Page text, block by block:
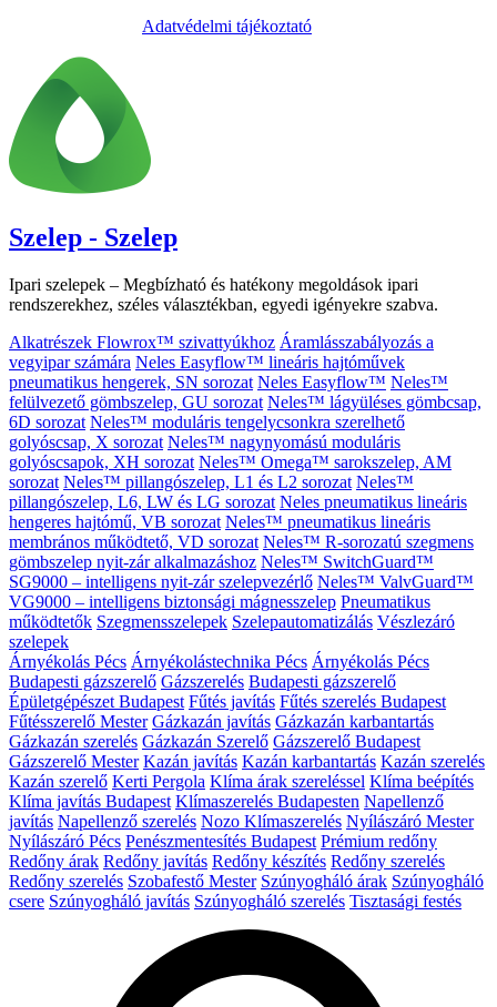
Adatvédelmi tájékoztató
Szelep - Szelep
Ipari szelepek – Megbízható és hatékony megoldások ipari
rendszerekhez, széles választékban, egyedi igényekre szabva.
Alkatrészek Flowrox™ szivattyúkhoz Áramlásszabályozás a
vegyipar számára Neles Easyflow™ lineáris hajtóművek
pneumatikus hengerek, SN sorozat Neles Easyflow™ Neles™
felülvezető gömbszelep, GU sorozat Neles™ lágyüléses gömbcsap,
6D sorozat Neles™ moduláris tengelycsonkra szerelhető
golyóscsap, X sorozat Neles™ nagynyomású moduláris
golyóscsapok, XH sorozat Neles™ Omega™ sarokszelep, AM
sorozat Neles™ pillangószelep, L1 és L2 sorozat Neles™
pillangószelep, L6, LW és LG sorozat Neles pneumatikus lineáris
hengeres hajtómű, VB sorozat Neles™ pneumatikus lineáris
membrános működtető, VD sorozat Neles™ R-sorozatú szegmens
gömbszelep nyit-zár alkalmazáshoz Neles™ SwitchGuard™
SG9000 – intelligens nyit-zár szelepvezérlő Neles™ ValvGuard™
VG9000 – intelligens biztonsági mágnesszelep Pneumatikus
működtetők Szegmensszelepek Szelepautomatizálás Vészlezáró
szelepek
Árnyékolás Pécs Árnyékolástechnika Pécs Árnyékolás Pécs
Budapesti gázszerelő Gázszerelés Budapesti gázszerelő
Épületgépészet Budapest Fűtés javítás Fűtés szerelés Budapest
Fűtésszerelő Mester Gázkazán javítás Gázkazán karbantartás
Gázkazán szerelés Gázkazán Szerelő Gázszerelő Budapest
Gázszerelő Mester Kazán javítás Kazán karbantartás Kazán szerelés
Kazán szerelő Kerti Pergola Klíma árak szereléssel Klíma beépítés
Klíma javítás Budapest Klímaszerelés Budapesten Napellenző
javítás Napellenző szerelés Nozo Klímaszerelés Nyílászáró Mester
Nyílászáró Pécs Penészmentesítés Budapest Prémium redőny
Redőny árak Redőny javítás Redőny készítés Redőny szerelés
Redőny szerelés Szobafestő Mester Szúnyogháló árak Szúnyogháló
csere Szúnyogháló javítás Szúnyogháló szerelés Tisztasági festés